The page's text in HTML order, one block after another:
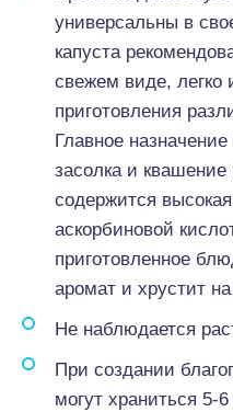
универсальны в
капуста
свежем виде, легко
приготовления
Главное
засолка и
содержится
аскорбиновой
приготовленное
аромат и хрустит
Не наблюдается
При создании
могут храниться 5-